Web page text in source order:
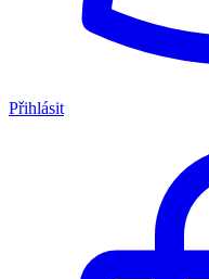
Přihlásit